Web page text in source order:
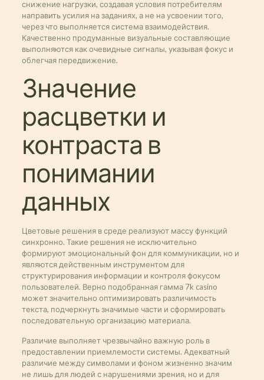
снижение нагрузки, создавая условия потребителям
направить усилия на заданиях, а не на усвоении того,
через что выполняется система взаимодействия.
Качественно продуманные визуальные составляющие
выполняются как очевидные сигналы, указывая фокус и
облегчая передвижение.
Значение
расцветки и
контраста в
понимании
данных
Цветовые решения в среде реализуют массу функций
синхронно. Такие решения не исключительно
формируют эмоциональный фон для коммуникации, но и
являются действенным инструментом для
структурирования информации и контроля фокусом
пользователей. Верно подобранная гамма 7k casino
может значительно оптимизировать различимость
текста, подчеркнуть значимые части и сформировать
последовательную организацию материала.
Различие выполняет чрезвычайно важную роль в
предоставлении приемлемости системы. Адекватный
различие между символами и фоном жизненно значим
не лишь для людей с нарушениями зрения, но и для